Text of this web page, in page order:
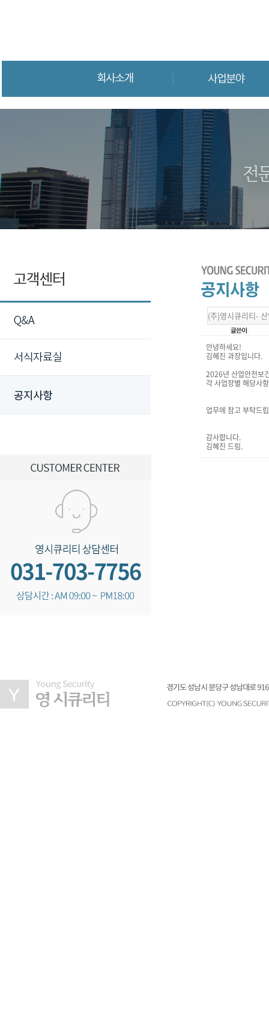
(주)영시큐리티-
안녕하세요!
김혜진 과장입니다.
2026년 산업안전보
각 사업장별 해당사
업무에 참고 부탁드
감사합니다.
김혜진 드림.